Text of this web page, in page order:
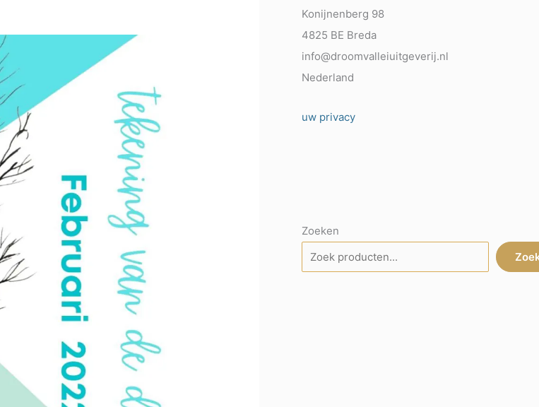
Konijnenberg 98
4825 BE Breda
info@droomvalleiuitgeverij.nl
Nederland
uw privacy
Zoeken